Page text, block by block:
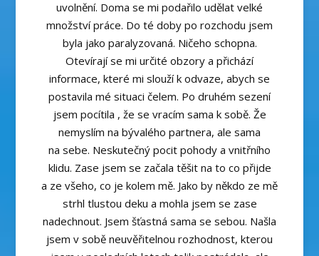
uvolnění. Doma se mi podařilo udělat velké
množství práce. Do té doby po rozchodu jsem
byla jako paralyzovaná. Ničeho schopna.
Otevírají se mi určité obzory a přichází
informace, které mi slouží k odvaze, abych se
postavila mé situaci čelem. Po druhém sezení
jsem pocítila , že se vracím sama k sobě. Že
nemyslím na bývalého partnera, ale sama
na sebe. Neskutečný pocit pohody a vnitřního
klidu. Zase jsem se začala těšit na to co přijde
a ze všeho, co je kolem mě. Jako by někdo ze mě
strhl tlustou deku a mohla jsem se zase
nadechnout. Jsem šťastná sama se sebou. Našla
jsem v sobě neuvěřitelnou rozhodnost, kterou